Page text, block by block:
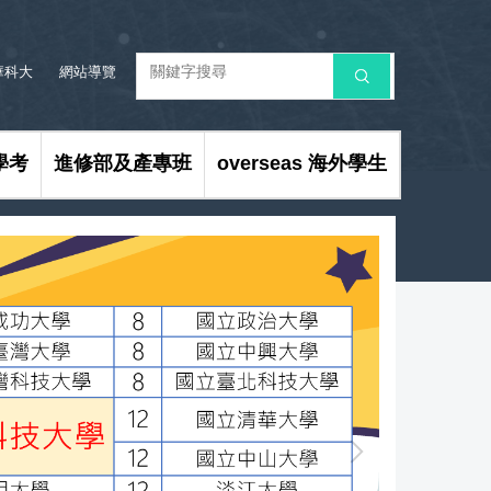
科大 網站導覽 搜 尋
考 進修部及產專班 overseas 海外學生